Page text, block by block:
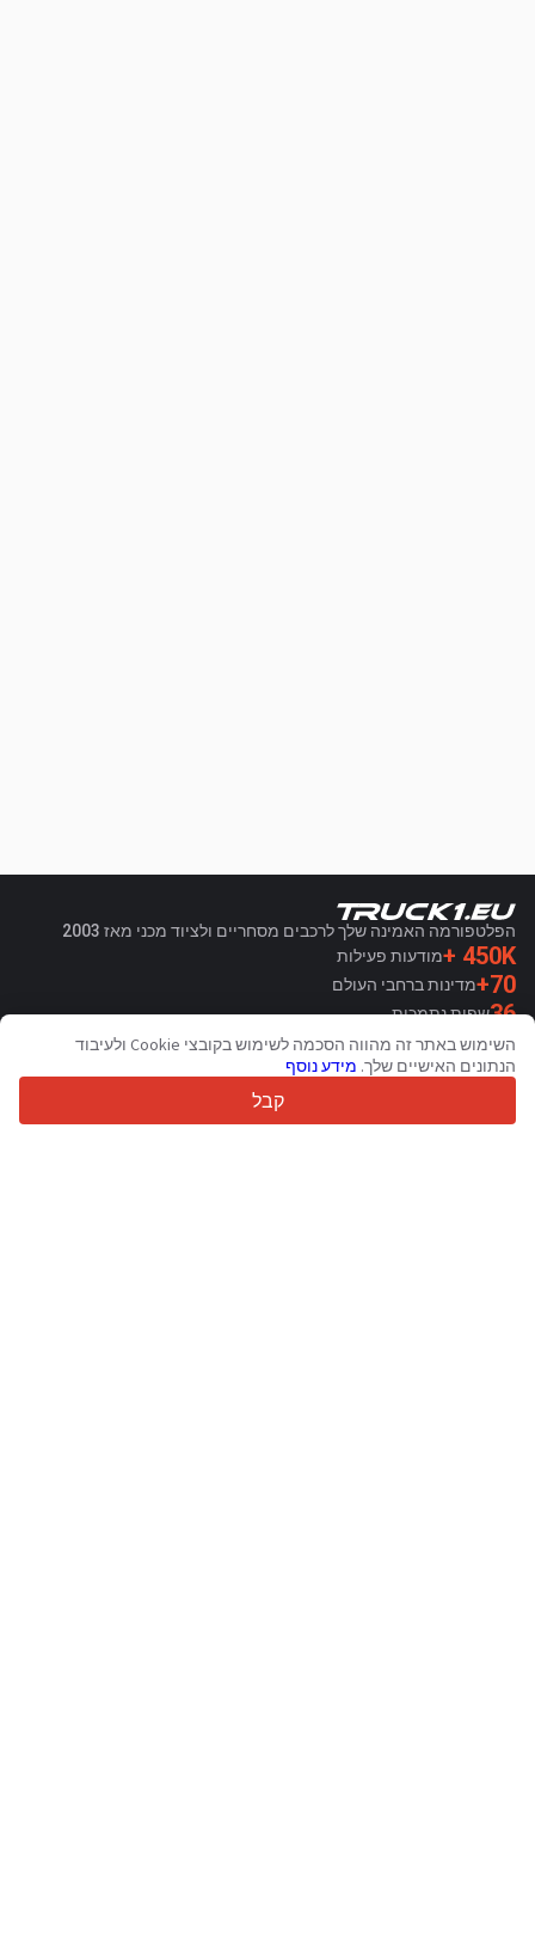
הפלטפורמה האמינה שלך לרכבים מסחריים ולציוד מכני מאז 2003
450K + מודעות פעילות
70+ מדינות ברחבי העולם
36שפות נתמכות
4.7/5
Trustpilot
השימוש באתר זה מהווה הסכמה לשימוש בקובצי Cookie ולעיבוד
הנתונים האישיים שלך. מידע נוסף
קבל